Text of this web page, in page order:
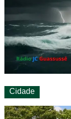
Cidade